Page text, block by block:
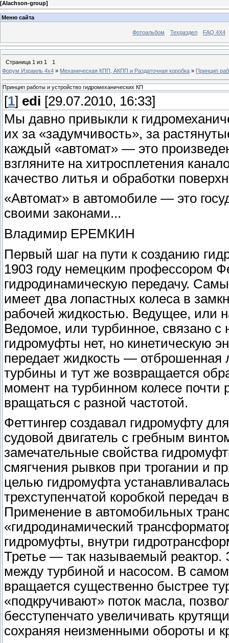
[Alachson-group]
Меню сайта
Фотоальбом Техраздел FAQ 4X4
Страница 1 из 1
1
Форум Израиль 4х4 » Механическая КПП, АКПП и Раздаточная коробка » Принцип
Принцип работы и устройство гидромеханических КП
[1] edi [29.07.2010, 16:33]
Мы давно привыкли к
их за «задумчивость», за
каждый «автомат» — это
взгляните на хитросплетения
качество литья и обработки
«Автомат» в автомобиле — это
своими законами...
Владимир ЕРЕМКИН
Первый шаг на пути к созданию
1903 году немецким профессором
гидродинамическую передачу.
имеет два лопастных колеса в
рабочей жидкостью. Ведущее, или
Ведомое, или турбинное, связано с
гидромуфты нет, но кинетическую
передает жидкость — отброшенная
турбины и тут же возвращается
момент на турбинном колесе почти
вращаться с разной частотой.
Феттингер создавал гидромуфту
судовой двигатель с гребным
замечательные свойства
смягчения рывков при трогании и
целью гидромуфта
трехступенчатой коробкой
Применение в автомобильных
«гидродинамический
гидромуфты, внутри
Третье — так называемый реактор.
между турбиной и насосом. В самом
вращается существенно быстрее
«подкручивают» поток масла,
бесступенчато увеличивать
сохраняя неизменными обороты и